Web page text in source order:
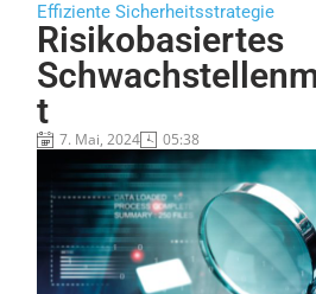
Effiziente Sicherheitsstrategie
Risikobasiertes
t
7. Mai, 2024 05:38